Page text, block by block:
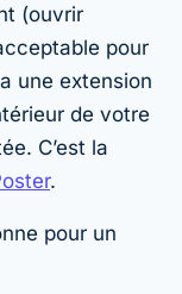
(ouvrir
pour
une extension
de votre
C’est la
.
pour un